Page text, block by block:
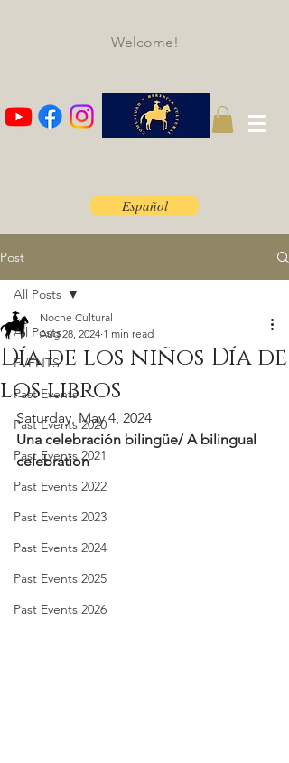
Welcome!
Español
Post
All Posts
EVENTS
Past Events
Past Events 2020
Past Events 2021
Past Events 2022
Past Events 2023
Past Events 2024
Past Events 2025
Past Events 2026
All Posts
Día de los niños Día de
los libros
Noche Cultural
Aug 28, 2024 1 min read
Saturday, May 4, 2024
Una celebración bilingüe/ A bilingual
celebration